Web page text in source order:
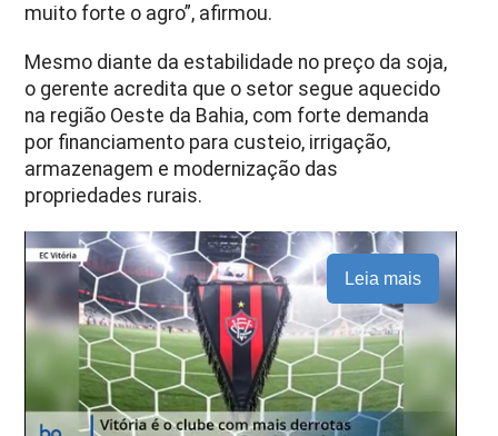
muito forte o agro”, afirmou.
Mesmo diante da estabilidade no preço da soja,
o gerente acredita que o setor segue aquecido
na região Oeste da Bahia, com forte demanda
por financiamento para custeio, irrigação,
armazenagem e modernização das
propriedades rurais.
Leia mais